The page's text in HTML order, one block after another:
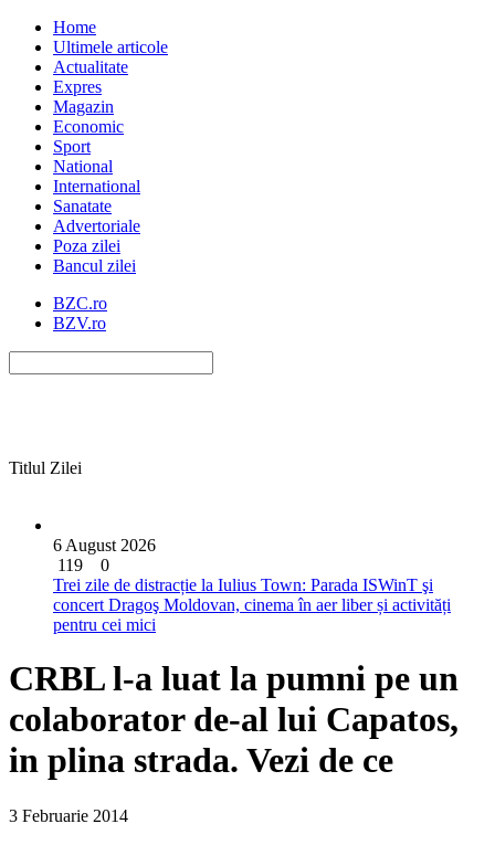
Home
Ultimele articole
Actualitate
Expres
Magazin
Economic
Sport
National
International
Sanatate
Advertoriale
Poza zilei
Bancul zilei
BZC.ro
BZV.ro
Titlul Zilei
6 August 2026
119
0
Trei zile de distracție la Iulius Town: Parada ISWinT şi
concert Dragoş Moldovan, cinema în aer liber și activități
pentru cei mici
CRBL l-a luat la pumni pe un
colaborator de-al lui Capatos,
in plina strada. Vezi de ce
3 Februarie 2014